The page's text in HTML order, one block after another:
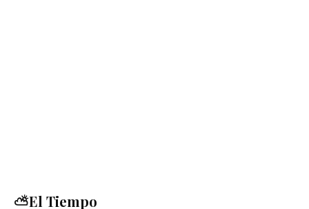
⛅El Tiempo